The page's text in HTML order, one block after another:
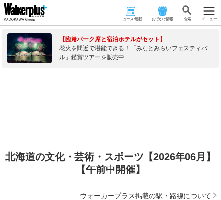
ニュース･連載 おでかけ情報 検 索 メニュー
【臨港パーク席と宿泊ホテルがセット】
花火を間近で堪能できる！「みなとみらいフェスティバ
ル」鑑賞ツアーを販売中
北海道の文化・芸術・スポーツ【2026年06月】
【午前中開催】
ウォーカープラス掲載の駅・路線について